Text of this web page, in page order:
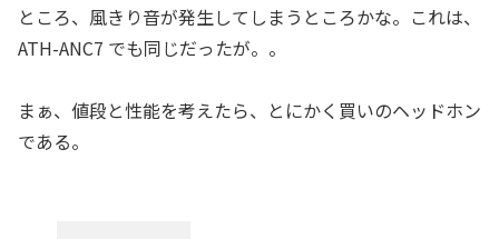
ところ、風きり音が発生してしまうところかな。これは、
ATH-ANC7 でも同じだったが。。
まぁ、値段と性能を考えたら、とにかく買いのヘッドホン
である。